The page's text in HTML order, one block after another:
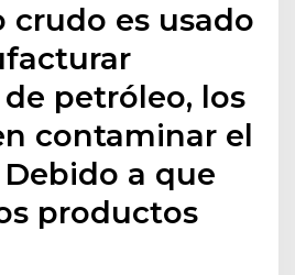
crudo es usado
petróleo, los
contaminar el
a que
productos